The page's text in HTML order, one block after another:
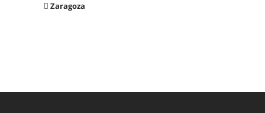
Zaragoza